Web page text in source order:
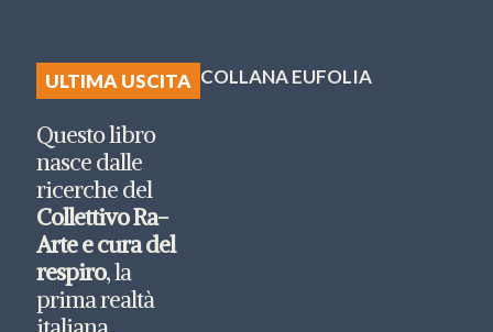
ULTIMA USCITA COLLANA EUFOLIA
Questo libro
nasce dalle
ricerche del
Collettivo Ra-
Arte e cura del
respiro, la
prima realtà